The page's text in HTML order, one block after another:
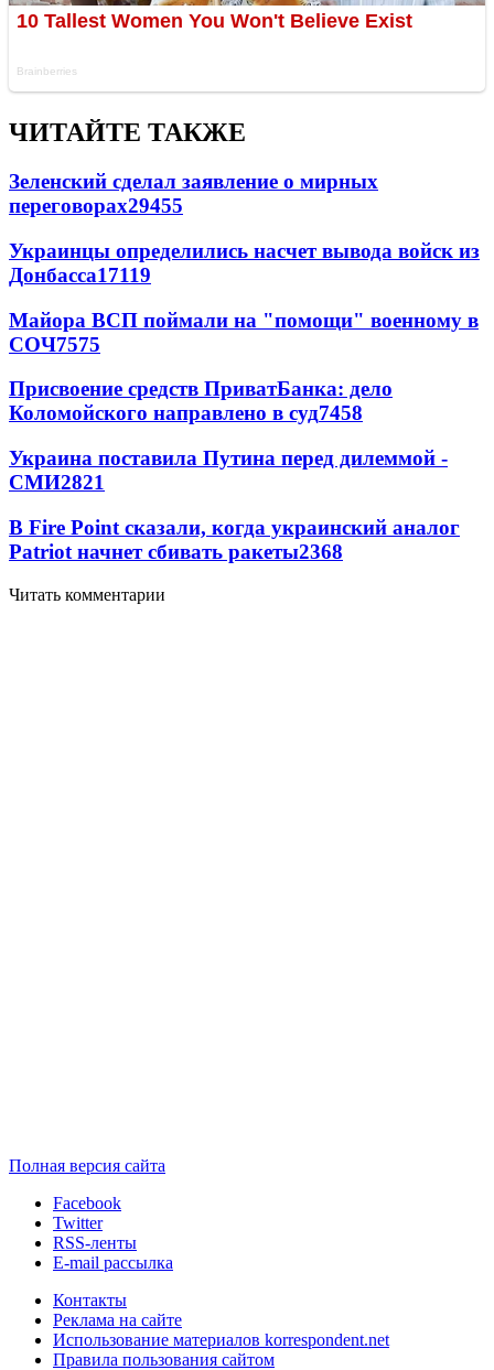
ЧИТАЙТЕ ТАКЖЕ
Зеленский сделал заявление о мирных
переговорах29455
Украинцы определились насчет вывода войск из
Донбасса17119
Майора ВСП поймали на "помощи" военному в
СОЧ7575
Присвоение средств ПриватБанка: дело
Коломойского направлено в суд7458
Украина поставила Путина перед дилеммой -
СМИ2821
В Fire Point сказали, когда украинский аналог
Patriot начнет сбивать ракеты2368
Читать комментарии
Полная версия сайта
Facebook
Twitter
RSS-ленты
E-mail рассылка
Контакты
Реклама на сайте
Использование материалов korrespondent.net
Правила пользования сайтом